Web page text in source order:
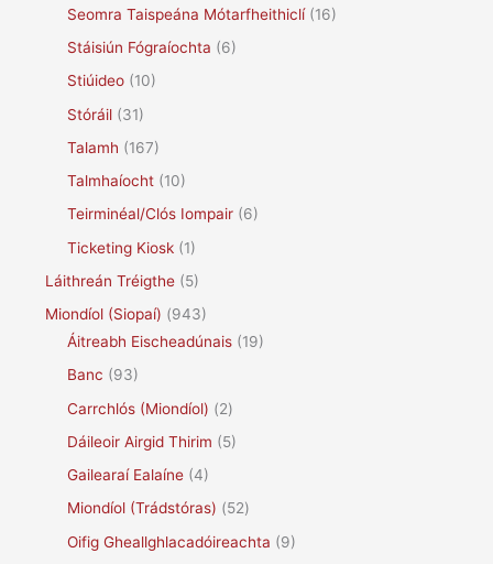
Seomra Taispeána Mótarfheithiclí(16)
Stáisiún Fógraíochta (6)
Stiúideo (10)
Stóráil (31)
Talamh (167)
Talmhaíocht (10)
Teirminéal/Clós Iompair (6)
Ticketing Kiosk (1)
Láithreán Tréigthe (5)
Miondíol (Siopaí) (943)
Áitreabh Eischeadúnais (19)
Banc (93)
Carrchlós (Miondíol) (2)
Dáileoir Airgid Thirim (5)
Gailearaí Ealaíne (4)
Miondíol (Trádstóras) (52)
Oifig Gheallghlacadóireachta (9)